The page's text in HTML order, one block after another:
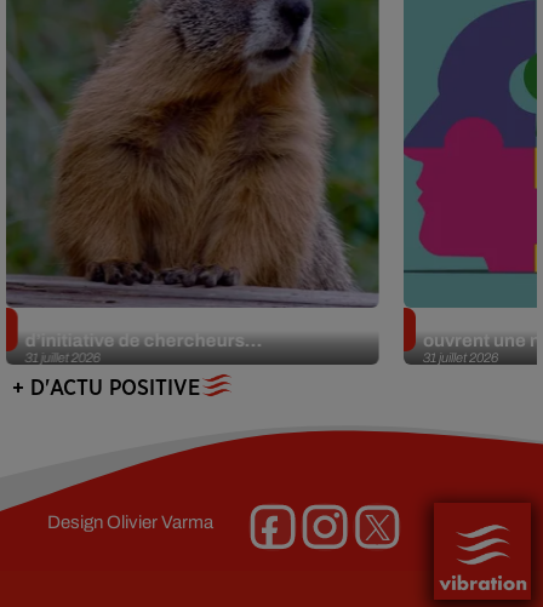
31 juillet 2026
d’initiative de chercheurs...
31 juillet 2026
ouvrent une
+ D'ACTU POSITIVE
DesignOlivier Varma